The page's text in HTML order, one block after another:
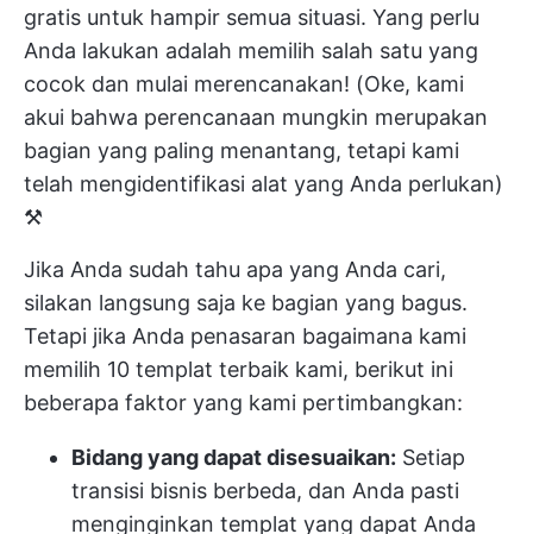
gratis untuk hampir semua situasi. Yang perlu
Anda lakukan adalah memilih salah satu yang
cocok dan mulai merencanakan! (Oke, kami
akui bahwa perencanaan mungkin merupakan
bagian yang paling menantang, tetapi kami
telah mengidentifikasi alat yang Anda perlukan)
⚒️
Jika Anda sudah tahu apa yang Anda cari,
silakan langsung saja ke bagian yang bagus.
Tetapi jika Anda penasaran bagaimana kami
memilih 10 templat terbaik kami, berikut ini
beberapa faktor yang kami pertimbangkan:
Bidang yang dapat disesuaikan: Setiap
transisi bisnis berbeda, dan Anda pasti
menginginkan templat yang dapat Anda